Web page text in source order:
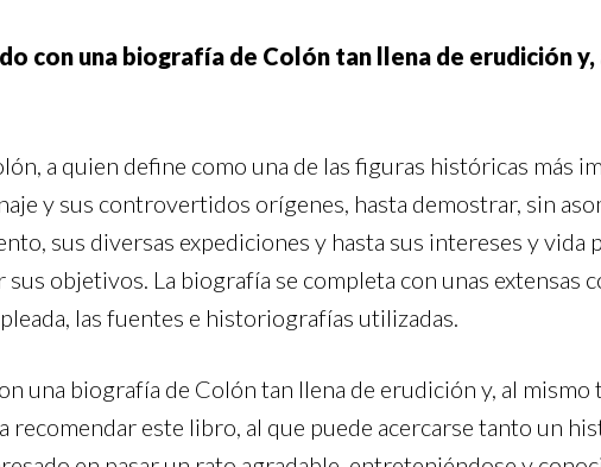
con una biografía de Colón tan llena de erudición
a quien define como una de las figuras históricas más
y sus controvertidos orígenes, hasta demostrar, sin
sus diversas expediciones y hasta sus intereses y vida
objetivos. La biografía se completa con unas extensas
las fuentes e historiografías utilizadas.
una biografía de Colón tan llena de erudición y, al
este libro, al que puede acercarse tanto un